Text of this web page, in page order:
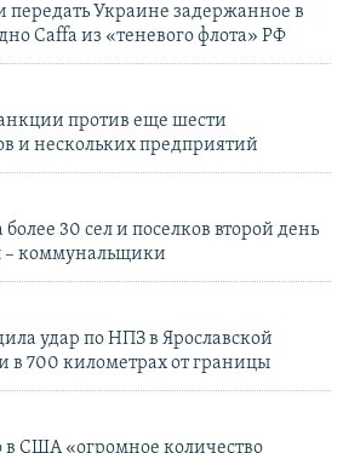
Украине задержанное в
Caffa из «теневого флота» РФ
против еще шести
и нескольких предприятий
30 сел и поселков второй день
– коммунальщики
удар по НПЗ в Ярославской
в 700 километрах от границы
в США «огромное количество